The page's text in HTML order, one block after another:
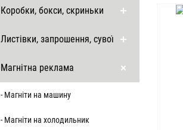
Коробки, бокси, скриньки
Листівки, запрошення, сувої
Магнітна реклама
- Магніти на машину
- Магніти на холодильник